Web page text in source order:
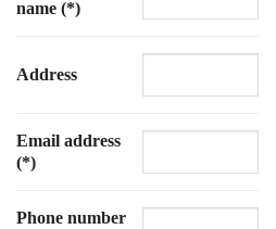
name (*)
Address
Email address
(*)
Phone number